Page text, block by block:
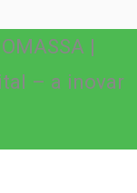
|
– a inovar